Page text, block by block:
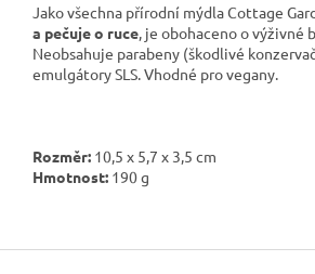
Jako všechna přírodní mýdlaCottage
a pečuje o ruce, je obohaceno o výživné
Neobsahuje parabeny (škodlivé
emulgátory SLS. Vhodné pro vegany.
Rozměr: 10,5 x 5,7 x 3,5 cm
Hmotnost: 190 g
Z